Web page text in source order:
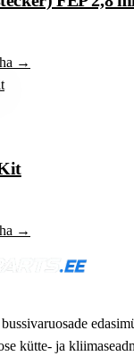
→
→
kütte- ja